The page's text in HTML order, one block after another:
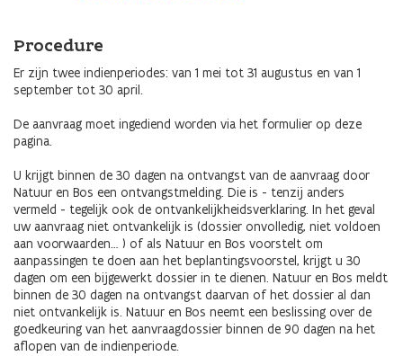
Procedure
Er zijn twee indienperiodes: van 1 mei tot 31 augustus en van 1
september tot 30 april.
De aanvraag moet ingediend worden via het formulier op deze
pagina.
U krijgt binnen de 30 dagen na ontvangst van de aanvraag door
Natuur en Bos een ontvangstmelding. Die is - tenzij anders
vermeld - tegelijk ook de ontvankelijkheidsverklaring. In het geval
uw aanvraag niet ontvankelijk is (dossier onvolledig, niet voldoen
aan voorwaarden… ) of als Natuur en Bos voorstelt om
aanpassingen te doen aan het beplantingsvoorstel, krijgt u 30
dagen om een bijgewerkt dossier in te dienen. Natuur en Bos meldt
binnen de 30 dagen na ontvangst daarvan of het dossier al dan
niet ontvankelijk is. Natuur en Bos neemt een beslissing over de
goedkeuring van het aanvraagdossier binnen de 90 dagen na het
aflopen van de indienperiode.